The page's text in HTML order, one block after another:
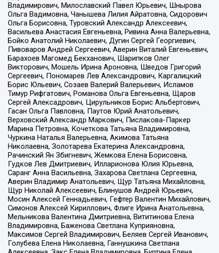
Владимирович, Милославский Павел Юрьевич, Шнырова
Ольга Вадимовна, Чанышева Лилия Айратовна, Сидорович
Ольга Борисовна, Туровский Александр Алексеевич,
Васильева Анастасия Евгеньевна, Ривина Анна Валерьевна,
Бойко Анатолий Николаевич, Дугин Сергей Георгиевич,
Пивоваров Андрей Сергеевич, Аверин Виталий Евгеньевич,
Барахоев Магомед Бекханович, Шарипков Олег
Викторович, Мошель Ирина Ароновна, Шведов Григорий
Сергеевич, Пономарев Лев Александрович, Каргалицкий
Борис Юльевич, Созаев Валерий Валерьевич, Исламов
Тимур Рифгатович, Романова Ольга Евгеньевна, Щаров
Сергей Алексадрович, Цирульников Борис Альбертович,
Гасан Ольга Павловна, Паутов Юрий Анатольевич,
Верховский Александр Маркович, Пислакова-Паркер
Марина Петровна, Кочеткова Татьяна Владимировна,
Чуркина Наталья Валерьевна, Акимова Татьяна
Николаевна, Золотарева Екатерина Александровна,
Рачинский Ян Збигневич, Жемкова Елена Борисовна,
Гудков Лев Дмитриевич, Илларионова Юлия Юрьевна,
Саранг Анна Васильевна, Захарова Светлана Сергеевна,
Аверин Владимир Анатольевич, Щур Татьяна Михайловна,
Щур Николай Алексеевич, Блинушов Андрей Юрьевич,
Мосин Алексей Геннадьевич, Гефтер Валентин Михайлович,
Симонов Алексей Кириллович, Флиге Ирина Анатольевна,
Мельникова Валентина Дмитриевна, Вититинова Елена
Владимировна, Баженова Светлана Куприяновна,
Максимов Сергей Владимирович, Беляев Сергей Иванович,
Голубева Елена Николаевна, Ганнушкина Светлана